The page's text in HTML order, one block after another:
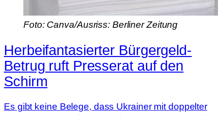
Foto: Canva/Ausriss: Berliner Zeitung
Herbeifantasierter Bürgergeld-
Betrug ruft Presserat auf den
Schirm
Es gibt keine Belege, dass Ukrainer mit doppelter